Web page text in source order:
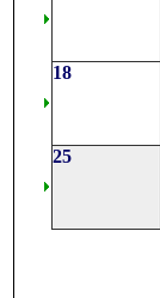
18
25